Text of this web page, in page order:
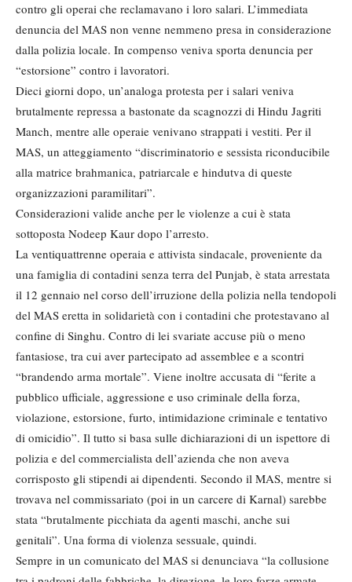
contro gli operai che reclamavano i loro salari. L’immediata
denuncia del MAS non venne nemmeno presa in considerazione
dalla polizia locale. In compenso veniva sporta denuncia per
“estorsione” contro i lavoratori.
Dieci giorni dopo, un’analoga protesta per i salari veniva
brutalmente repressa a bastonate da scagnozzi di Hindu Jagriti
Manch, mentre alle operaie venivano strappati i vestiti. Per il
MAS, un atteggiamento “discriminatorio e sessista riconducibile
alla matrice brahmanica, patriarcale e hindutva di queste
organizzazioni paramilitari”.
Considerazioni valide anche per le violenze a cui è stata
sottoposta Nodeep Kaur dopo l’arresto.
La ventiquattrenne operaia e attivista sindacale, proveniente da
una famiglia di contadini senza terra del Punjab, è stata arrestata
il 12 gennaio nel corso dell’irruzione della polizia nella tendopoli
del MAS eretta in solidarietà con i contadini che protestavano al
confine di Singhu. Contro di lei svariate accuse più o meno
fantasiose, tra cui aver partecipato ad assemblee e a scontri
“brandendo arma mortale”. Viene inoltre accusata di “ferite a
pubblico ufficiale, aggressione e uso criminale della forza,
violazione, estorsione, furto, intimidazione criminale e tentativo
di omicidio”. Il tutto si basa sulle dichiarazioni di un ispettore di
polizia e del commercialista dell’azienda che non aveva
corrisposto gli stipendi ai dipendenti. Secondo il MAS, mentre si
trovava nel commissariato (poi in un carcere di Karnal) sarebbe
stata “brutalmente picchiata da agenti maschi, anche sui
genitali”. Una forma di violenza sessuale, quindi.
Sempre in un comunicato del MAS si denunciava “la collusione